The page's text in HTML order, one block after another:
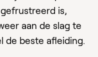
is,
aan de slag te
de beste afleiding.